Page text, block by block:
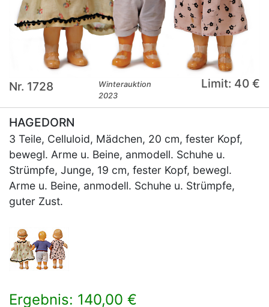
Nr. 1728
Winterauktion
2023
Limit: 40 €
HAGEDORN
3 Teile, Celluloid, Mädchen, 20 cm, fester Kopf,
bewegl. Arme u. Beine, anmodell. Schuhe u.
Strümpfe, Junge, 19 cm, fester Kopf, bewegl.
Arme u. Beine, anmodell. Schuhe u. Strümpfe,
guter Zust.
Ergebnis: 140,00 €